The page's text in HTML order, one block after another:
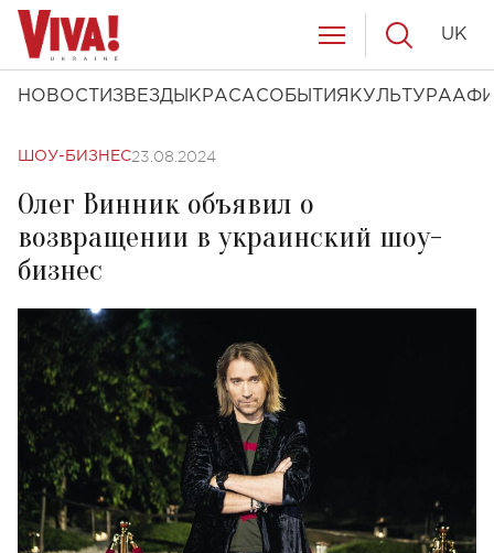
НОВОСТИ ЗВЕЗДЫ КРАСАСОБЫТИЯ КУЛЬТУРА
UK
ШОУ-БИЗНЕС23.08.2024
Олег Винник объявил о
возвращении в украинский шоу-
бизнес